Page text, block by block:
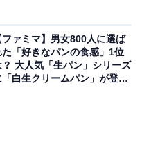
人気商品に加えて、辛
辣湯麺（スーラータン
味とホワイトペッパー
ファミマ】男女800人に選ば
た「好きなパンの食感」1位
？ 大人気「生パン」シリーズ
「白生クリームパン」が登